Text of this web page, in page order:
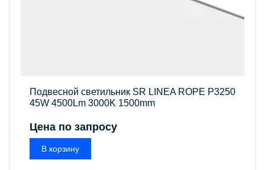
Подвесной светильник SR LINEA ROPE P3250
45W 4500Lm 3000K 1500mm
Цена по запросу
В корзину